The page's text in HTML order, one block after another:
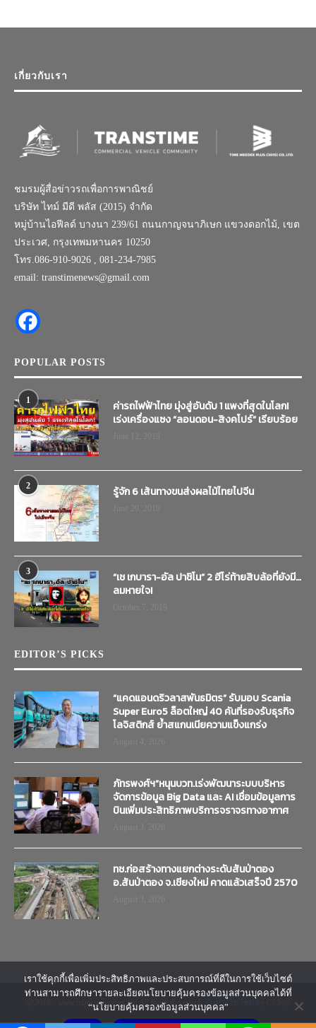
เกี่ยวกับเรา
ชมรมผู้สื่อข่าวรถเพื่อการพาณิชย์
บริษัท ไทม์ มีดี พลัส (2015) จำกัด
หมู่บ้านไอฟีลด์ บางนา 239/61 ถนนกาญจนาภิเษก แขวงดอกไม้, เขต
ประเวศ, กรุงเทพมหานคร 10250
โทร.086-910-9026 , 081-234-7985
email: transtimenews@gmail.com
POPULAR POSTS
1
ค่ารถไฟฟ้าไทย มุ่งสู่อันดับ 1 แพงที่สุดในโลก!
เร่งเครื่องแซง “ลอนดอน-สิงคโปร์” เรียบร้อย
2 รู้จัก 6 เส้นทางขนส่งผลไม้ไทยไปจีน
3
“เช เกบารา-อัล ปาชิโน” 2 ฮีโร่ท้ายสิบล้อที่ยังมี…
ลมหายใจ!
EDITOR’S PICKS
“แคดแอนดริวลาสพันธมิตร” รับมอบ Scania
Super Euro5 ล็อตใหญ่ 40 คันที่รองรับธุรกิจ
โลจิสติกส์ ย้ำสแกนเนียความแข็งแกร่ง
ภัทรพงศ์ฯ”หนุนบวท.เร่งพัฒนาระบบบริหาร
จัดการข้อมูล Big Data และ AI เชื่อมข้อมูลการ
บินเพิ่มประสิทธิภาพบริการจราจรทางอากาศ
ทช.ก่อสร้างทางแยกต่างระดับสันป่าตอง
อ.สันป่าตอง จ.เชียงใหม่ คาดแล้วเสร็จปี 2570
@2018 - www.transtimenews.co. All Right Reserved. รับทำเว็บไซต์
เราใช้คุกกี้เพื่อเพิ่มประสิทธิภาพและประสบการณ์ที่ดีในการใช้เว็บไซต์
ท่านสามารถศึกษารายละเอียดนโยบายคุ้มครองข้อมูลส่วนบุคคลได้ที่
“นโยบายคุ้มครองข้อมูลส่วนบุคคล”